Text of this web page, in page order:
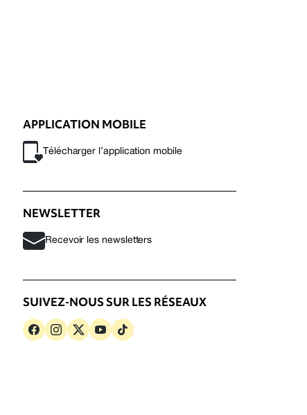
APPLICATION MOBILE
Télécharger l’application mobile
NEWSLETTER
Recevoir les newsletters
SUIVEZ-NOUS SUR LES RÉSEAUX